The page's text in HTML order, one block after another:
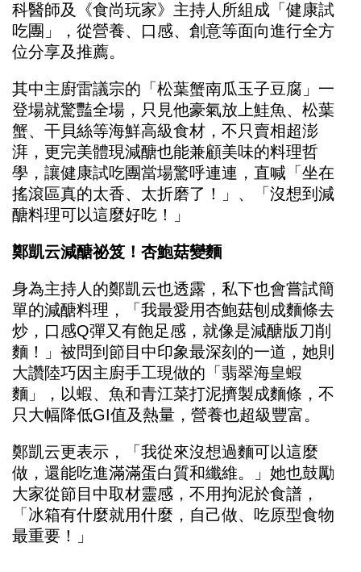
科醫師及《食尚玩家》主持人所組成「健康試
吃團」，從營養、口感、創意等面向進行全方
位分享及推薦。
其中主廚雷議宗的「松葉蟹南瓜玉子豆腐」一
登場就驚豔全場，只見他豪氣放上鮭魚、松葉
蟹、干貝絲等海鮮高級食材，不只賣相超澎
湃，更完美體現減醣也能兼顧美味的料理哲
學，讓健康試吃團當場驚呼連連，直喊「坐在
搖滾區真的太香、太折磨了！」、「沒想到減
醣料理可以這麼好吃！」
鄭凱云減醣祕笈！杏鮑菇變麵
身為主持人的鄭凱云也透露，私下也會嘗試簡
單的減醣料理，「我最愛用杏鮑菇刨成麵條去
炒，口感Q彈又有飽足感，就像是減醣版刀削
麵！」被問到節目中印象最深刻的一道，她則
大讚陸巧因主廚手工現做的「翡翠海皇蝦
麵」，以蝦、魚和青江菜打泥擠製成麵條，不
只大幅降低GI值及熱量，營養也超級豐富。
鄭凱云更表示，「我從來沒想過麵可以這麼
做，還能吃進滿滿蛋白質和纖維。」她也鼓勵
大家從節目中取材靈感，不用拘泥於食譜，
「冰箱有什麼就用什麼，自己做、吃原型食物
最重要！」